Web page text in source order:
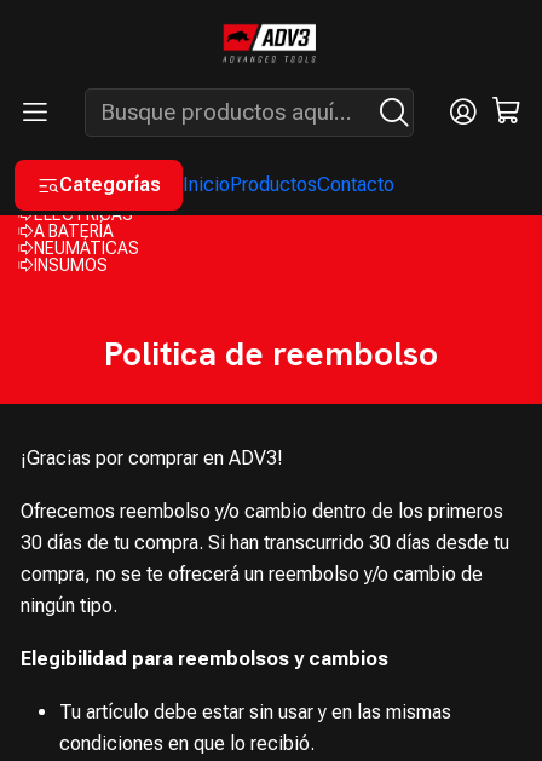
Categorías InicioProductosContacto
ENVÍOS GRATIS A PARTIR DE COMPRAS MAYORES A $200.000 -
ATENCIÓN: LUN. A VIÉ. DE 7 A 16 HS.
Inicio Politica de reembolso
A EXPLOSIÓN
ELÉCTRICAS
A BATERÍA
NEUMÁTICAS
INSUMOS
Politica de reembolso
¡Gracias por comprar en ADV3!
Ofrecemos reembolso y/o cambio dentro de los primeros
30 días de tu compra. Si han transcurrido 30 días desde tu
compra, no se te ofrecerá un reembolso y/o cambio de
ningún tipo.
Elegibilidad para reembolsos y cambios
Tu artículo debe estar sin usar y en las mismas
condiciones en que lo recibió.